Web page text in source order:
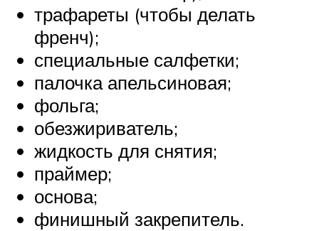
трафареты (чтобы делать
френч);
специальные салфетки;
палочка апельсиновая;
фольга;
обезжириватель;
жидкость для снятия;
праймер;
основа;
финишный закрепитель.